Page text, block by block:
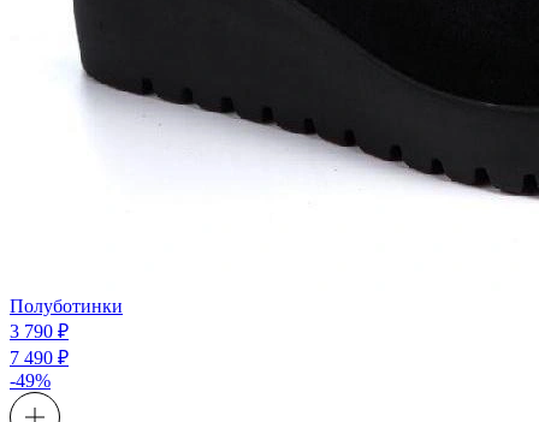
Полуботинки
3 790 ₽
7 490 ₽
-49%